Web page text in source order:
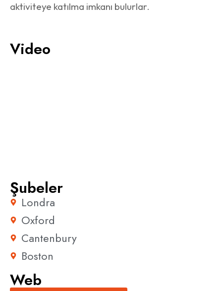
aktiviteye katılma imkanı bulurlar.
Video
Şubeler
Londra
Oxford
Cantenbury
Boston
Web